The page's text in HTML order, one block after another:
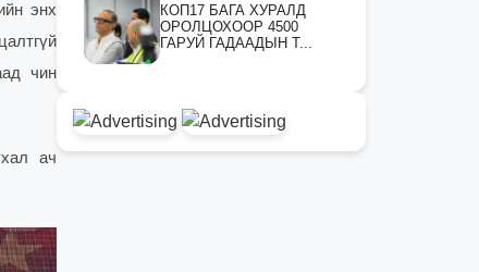
энх
чин
ач
КОП17 БАГА ХУРАЛД
ОРОЛЦОХООР 4500
ГАРУЙ ГАДААДЫН Т...